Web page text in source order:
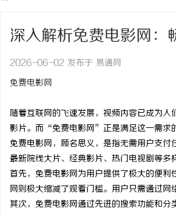
深入解析免费电影网：
2026-06-02 发布于 易通网
免费电影网
随着互联网的飞速发展，视频内容已成为
影片。而“免费电影网”正是满足这一需求
免费电影网，顾名思义，是指无需用户支
最新院线大片、经典影片、热门电视剧等
首先，免费电影网为用户提供了极大的便
网则极大缩减了观看门槛。用户只需通过
其次，免费电影网通过先进的搜索功能和